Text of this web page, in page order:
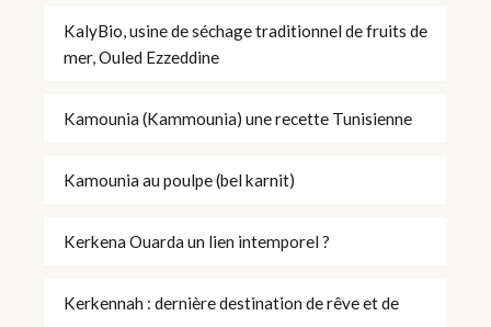
KalyBio, usine de séchage traditionnel de fruits de
mer, Ouled Ezzeddine
Kamounia (Kammounia) une recette Tunisienne
Kamounia au poulpe (bel karnit)
Kerkena Ouarda un lien intemporel ?
Kerkennah : dernière destination de rêve et de